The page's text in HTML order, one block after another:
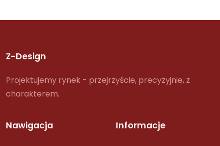
Z-Design
Projektujemy rynek - przejrzyście, precyzyjnie, z
charakterem.
Nawigacja Informacje